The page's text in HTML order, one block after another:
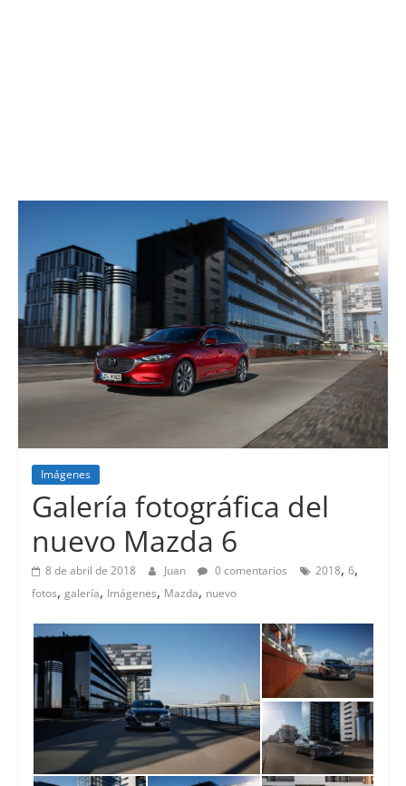
Imágenes
Galería fotográfica del
nuevo Mazda 6
8 de abril de 2018 Juan 0 comentarios 2018, 6,
fotos, galería, Imágenes, Mazda, nuevo